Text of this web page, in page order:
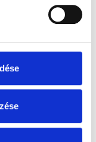
csőelzárás,